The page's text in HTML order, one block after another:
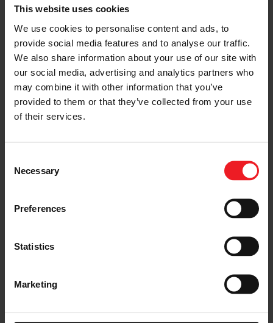
This website uses cookies
We use cookies to personalise content and ads, to
provide social media features and to analyse our traffic.
We also share information about your use of our site with
our social media, advertising and analytics partners who
may combine it with other information that you’ve
provided to them or that they’ve collected from your use
of their services.
Selection
Necessary
Preferences
Statistics
Marketing
CLEPA-我们前进的未来：Olivier
流动性格局正在发生变化，但是接下来会发生什么呢？欧洲
汽车供应商协会CLEPA与部分供应商坐下来讨论了出行的
功中所扮演的角色。 在排放方面，我们不仅需要研究排气
管的排放，还需要采取所谓的“轮到车轮”方法。我们还需要
Motion总裁兼首席执行官Olivier Rabiller Rabiller在视频
采访中说：“这种转变需要广泛的技术来满足各种需求。对
于我们来说，作为全球一级供应商，我们正在通过提供新的
高性能，提高效率。节省燃料，减少排放并支持电气化和连
接性-所有这些的成本应始终为最终消费者所接受。 learn
SEPTEMBER 26, 2019